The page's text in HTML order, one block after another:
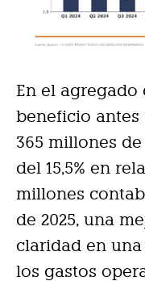
En el agregado
beneficio antes
365 millones
del 15,5% en
millones
de 2025, una
claridad en una
los gastos